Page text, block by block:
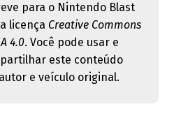
para o Nintendo Blast
licença Creative Commons
4.0. Você pode usar e
este conteúdo
e veículo original.